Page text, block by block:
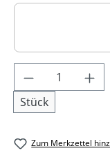
Produkt
Stück
Zum Merkzettel